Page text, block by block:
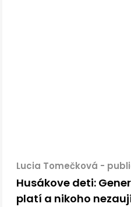
Lucia Tomečková -
Husákove deti:
platí a nikoho